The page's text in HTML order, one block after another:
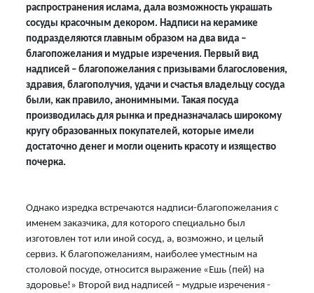
распространения ислама, дала возможность украшать
сосуды красочным декором. Надписи на керамике
подразделяются главным образом на два вида –
благопожелания и мудрые изречения. Первый вид
надписей – благопожелания с призывами благословения,
здравия, благополучия, удачи и счастья владельцу сосуда
были, как правило, анонимными. Такая посуда
производилась для рынка и предназначалась широкому
кругу образованных покупателей, которые имели
достаточно денег и могли оценить красоту и изящество
почерка.
Однако изредка встречаются надписи-благопожелания с
именем заказчика, для которого специально был
изготовлен тот или иной сосуд, а, возможно, и целый
сервиз. К благопожеланиям, наиболее уместным на
столовой посуде, относится выражение «Ешь (пей) на
здоровье!» Второй вид надписей – мудрые изречения -